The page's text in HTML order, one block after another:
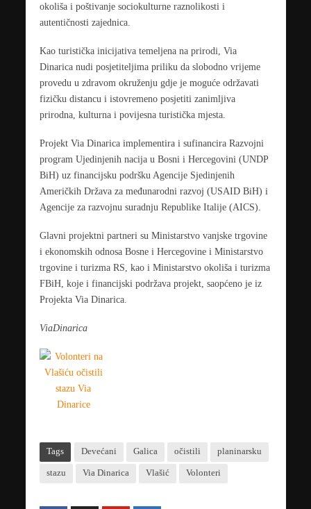
okoliša i poštivanje sociokulturne raznolikosti i
autentičnosti zajednica.
Kao turistička inicijativa temeljena na prirodi, Via
Dinarica nudi posjetiteljima priliku da slobodno vrijeme
provedu u zdravom okruženju gdje je moguće održavati
fizičku distancu i istovremeno posjetiti zanimljiva
prirodna, kulturna i povijesna turistička mjesta.
Projekt Via Dinarica implementira i sufinancira Razvojni
program Ujedinjenih nacija u Bosni i Hercegovini (UNDP
BiH) uz financijsku podršku Agencije Sjedinjenih
Američkih Država za međunarodni razvoj (USAID BiH) i
Agencije za razvojnu suradnju Republike Italije (AICS).
Glavni projektni partneri su Ministarstvo vanjske trgovine
i ekonomskih odnosa Bosne i Hercegovine i Ministarstvo
trgovine i turizma RS, kao i Ministarstvo okoliša i turizma
FBiH, koje i financijski podržava projekt, saopćeno je iz
Projekta Via Dinarica.
ViaDinarica
Tags Devećani Galica očistili planinarsku
stazu Via Dinarica Vlašić Volonteri